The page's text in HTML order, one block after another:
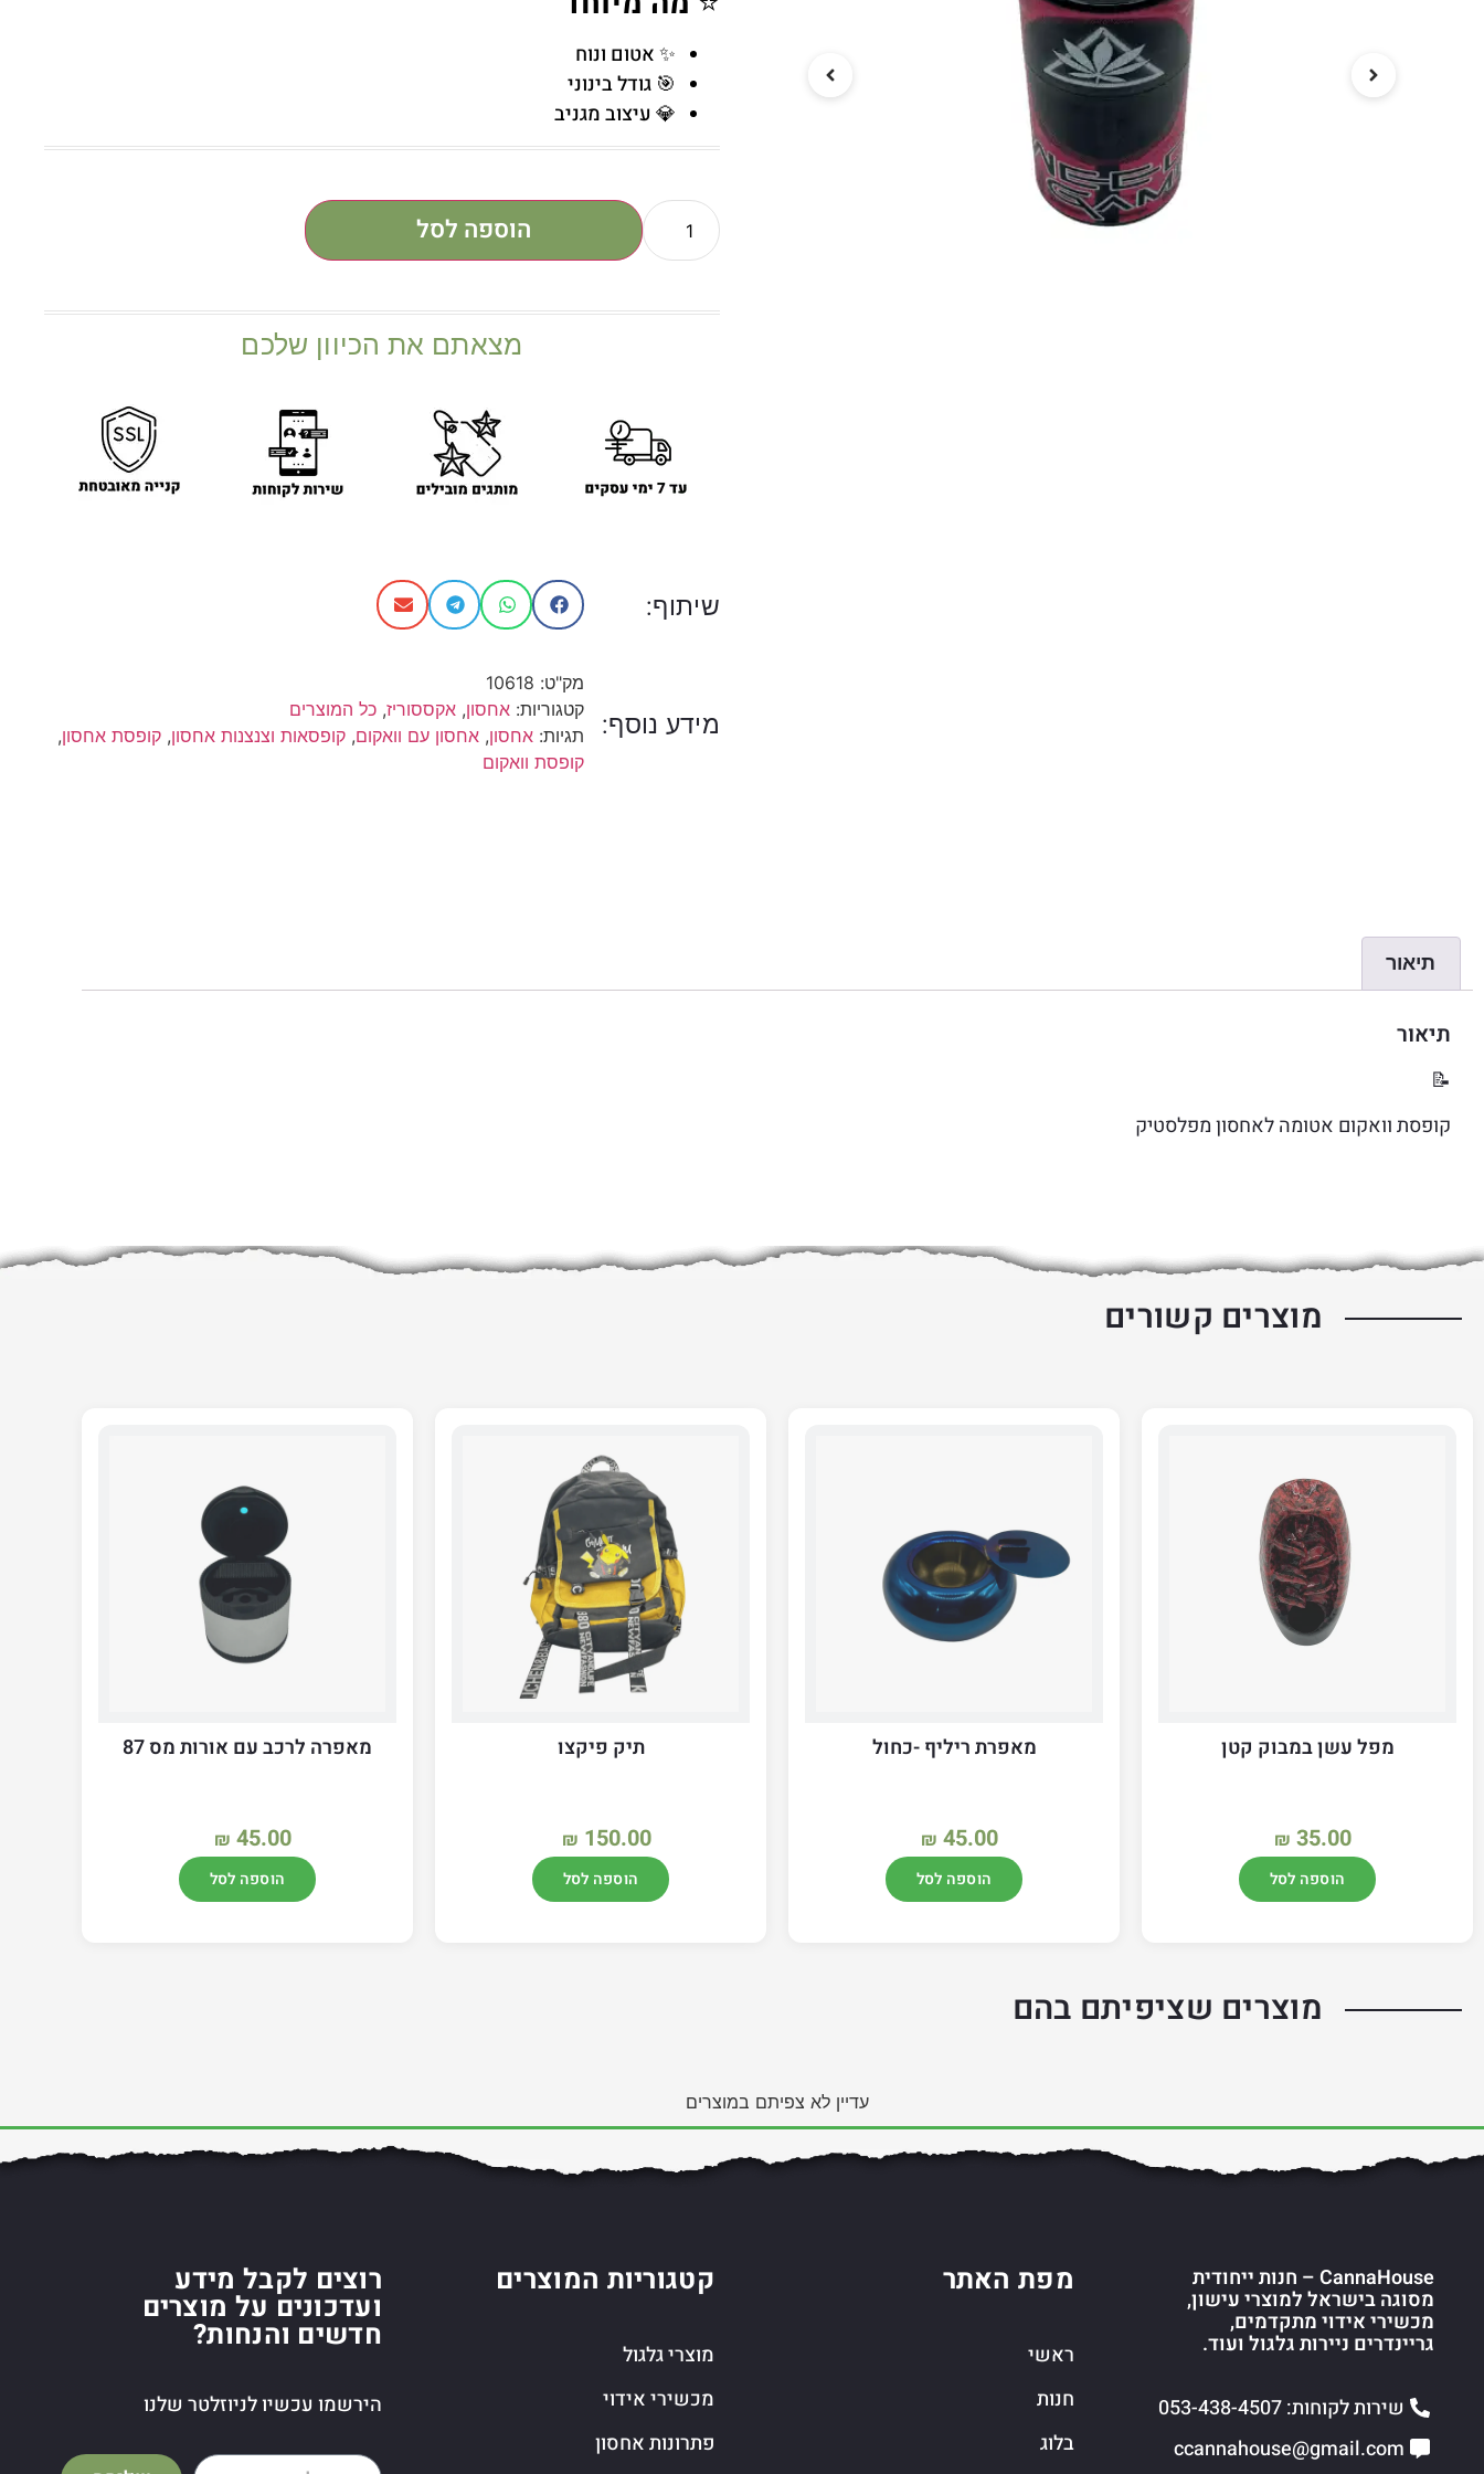
✨ אטום ונוח
🎯 גודל בינוני
💎 עיצוב מגניב
הוספה לסל
מצאתם את הכיוון שלכם
שיתוף:
מידע נוסף:
מק"ט: 10618
קטגוריות: אחסון, אקססוריז, כל המוצרים
תגיות: אחסון, אחסון עם וואקום, קופסאות וצנצנות אחסון, קופסת אחסון,
קופסת וואקום
תיאור
תיאור
📝
קופסת וואקום אטומה לאחסון מפלסטיק
מוצרים קשורים
מפל עשן במבוק קטן
₪ 35.00
הוספה לסל
מאפרת ריליף -כחול
₪ 45.00
הוספה לסל
תיק פיקצו
₪ 150.00
הוספה לסל
מאפרה לרכב עם אורות מס 87
₪ 45.00
הוספה לסל
מוצרים שציפיתם בהם
עדיין לא צפיתם במוצרים
CannaHouse – חנות ייחודית
מסוגה בישראל למוצרי עישון,
מכשירי אידוי מתקדמים,
גריינדרים ניירות גלגול ועוד.
שירות לקוחות: 053-438-4507
ccannahouse@gmail.com
מפת האתר
ראשי
חנות
בלוג
קטגוריות המוצרים
מוצרי גלגול
מכשירי אידוי
פתרונות אחסון
רוצים לקבל מידע
ועדכונים על מוצרים
חדשים והנחות?
הירשמו עכשיו לניוזלטר שלנו